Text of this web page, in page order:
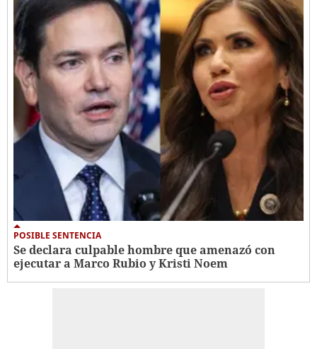
POSIBLE SENTENCIA
Se declara culpable hombre que amenazó con
ejecutar a Marco Rubio y Kristi Noem